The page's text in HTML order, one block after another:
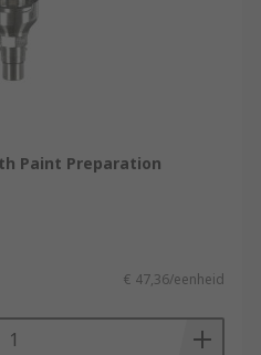
Paint Preparation
€ 47,36/eenheid